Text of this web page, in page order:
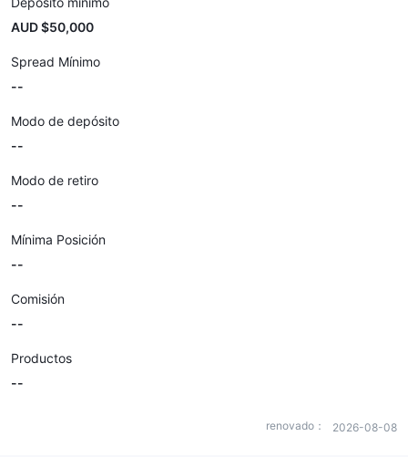
AUD $50,000
Spread Mínimo
--
Modo de depósito
--
Modo de retiro
--
Mínima Posición
--
Comisión
--
Productos
--
renovado： 2026-08-08